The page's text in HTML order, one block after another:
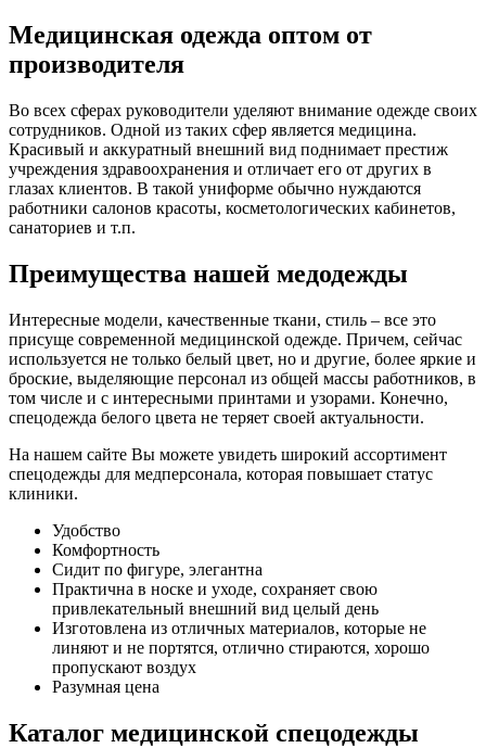
Медицинская одежда оптом от
производителя
Во всех сферах руководители уделяют внимание одежде своих
сотрудников. Одной из таких сфер является медицина.
Красивый и аккуратный внешний вид поднимает престиж
учреждения здравоохранения и отличает его от других в
глазах клиентов. В такой униформе обычно нуждаются
работники салонов красоты, косметологических кабинетов,
санаториев и т.п.
Преимущества нашей медодежды
Интересные модели, качественные ткани, стиль – все это
присуще современной медицинской одежде. Причем, сейчас
используется не только белый цвет, но и другие, более яркие и
броские, выделяющие персонал из общей массы работников, в
том числе и с интересными принтами и узорами. Конечно,
спецодежда белого цвета не теряет своей актуальности.
На нашем сайте Вы можете увидеть широкий ассортимент
спецодежды для медперсонала, которая повышает статус
клиники.
Удобство
Комфортность
Сидит по фигуре, элегантна
Практична в носке и уходе, сохраняет свою
привлекательный внешний вид целый день
Изготовлена из отличных материалов, которые не
линяют и не портятся, отлично стираются, хорошо
пропускают воздух
Разумная цена
Каталог медицинской спецодежды